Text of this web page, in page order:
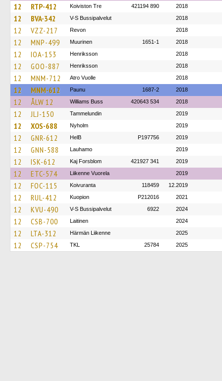
12 RTP-412 Koiviston Tre 421194 890 2018
12 BVA-342 V-S Bussipalvelut 2018
12 VZZ-217 Revon 2018
12 MNP-499 Muurinen 1651-1 2018
12 IOA-153 Henriksson 2018
12 GOO-887 Henriksson 2018
12 MNM-712 Atro Vuolle 2018
12 MNM-612 Paunu 1687-2 2018
12 ÅLW 12 Williams Buss 420643 534 2018
12 JLJ-150 Tammelundin 2019
12 XOS-688 Nyholm 2019
12 GNR-612 HelB P197756 2019
12 GNN-588 Lauhamo 2019
12 ISK-612 Kaj Forsblom 421927 341 2019
12 ETC-574 Liikenne Vuorela 2019
12 FOC-115 Koivuranta 118459 12.2019
12 RUL-412 Kuopion P212016 2021
12 KVU-490 V-S Bussipalvelut 6922 2024
12 CSB-700 Laitinen 2024
12 LTA-312 Härmän Liikenne 2025
12 CSP-754 TKL 25784 2025